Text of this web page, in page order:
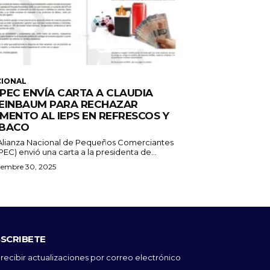
ENVÍA CARTA A CLAUDIA
PARA RECHAZAR
AL IEPS EN REFRESCOS Y
Nacional de Pequeños Comerciantes
envió una carta a la presidenta de...
30, 2025
recibir actualizaciones por correo electrónico